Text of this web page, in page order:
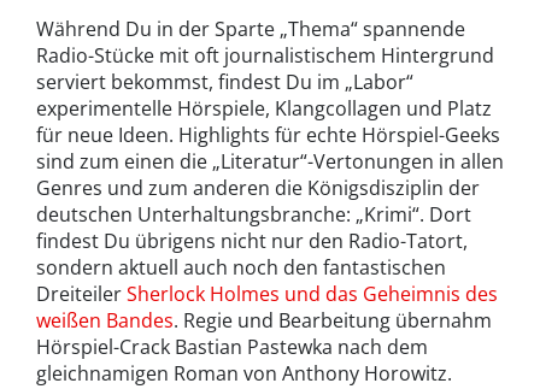
Während Du in der Sparte „Thema“ spannende
Radio-Stücke mit oft journalistischem Hintergrund
serviert bekommst, findest Du im „Labor“
experimentelle Hörspiele, Klangcollagen und Platz
für neue Ideen. Highlights für echte Hörspiel-Geeks
sind zum einen die „Literatur“-Vertonungen in allen
Genres und zum anderen die Königsdisziplin der
deutschen Unterhaltungsbranche: „Krimi“. Dort
findest Du übrigens nicht nur den Radio-Tatort,
sondern aktuell auch noch den fantastischen
DreiteilerSherlock Holmes und das Geheimnis des
weißen Bandes. Regie und Bearbeitung übernahm
Hörspiel-Crack Bastian Pastewka nach dem
gleichnamigen Roman von Anthony Horowitz.